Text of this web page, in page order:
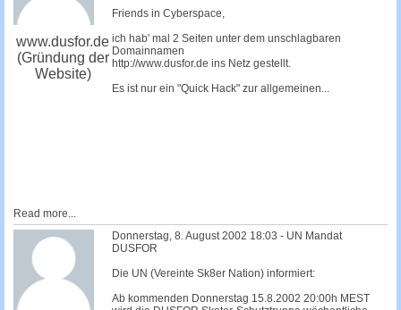
www.dusfor.de
(Gründung der
Website)
Friends in Cyberspace,
ich hab' mal 2 Seiten unter dem unschlagbaren
Domainnamen
http://www.dusfor.de ins Netz gestellt.
Es ist nur ein "Quick Hack" zur allgemeinen...
Read more...
Donnerstag, 8. August 2002 18:03 - UN Mandat
DUSFOR
Die UN (Vereinte Sk8er Nation) informiert:
Ab kommenden Donnerstag 15.8.2002 20:00h MEST